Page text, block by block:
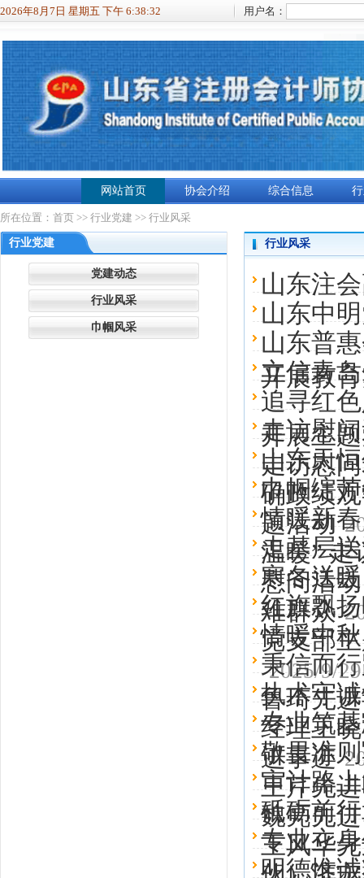
2026年8月7日 星期五 下午 6:38:33 用户名：
网站首页 协会介绍 综合信息
所在位置： 首页 >> 行业党建 >> 行业风采
行业风采
山东注
山东中
山东普
开展教
立信青
追寻红
开展主
走访慰
走访慰
山东天
确政绩
巾帼绽
题活动
情暖新
温暖” 走
走基层
慰问活动
寒冬送
难群众
红旗飘
党支部
情暖中
2025/9/29
秉信而
鲁琦先
执术守
经理王
专业筑
进事迹
敬畏准
王芹先
审计路
魏亮先
砥砺前
王风华
专业立
明德惟
行业党建
党建动态
行业风采
巾帼风采